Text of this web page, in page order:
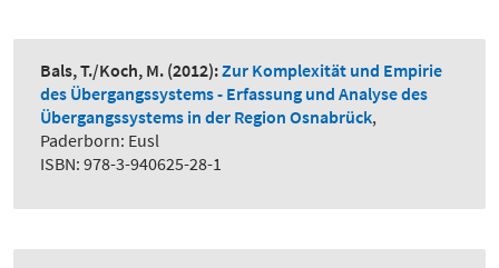
Bals, T./Koch, M. (2012):Zur Komplexität und Empirie
des Übergangssystems - Erfassung und Analyse des
Übergangssystems in der Region Osnabrück,
Paderborn: Eusl
ISBN: 978-3-940625-28-1